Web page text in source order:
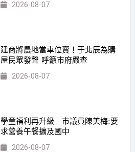
2026-08-07
建商將農地當車位賣！于北辰為購
屋民眾發聲 呼籲市府嚴查
2026-08-07
學童福利再升級 市議員陳美梅:要
求營養午餐擴及國中
2026-08-07